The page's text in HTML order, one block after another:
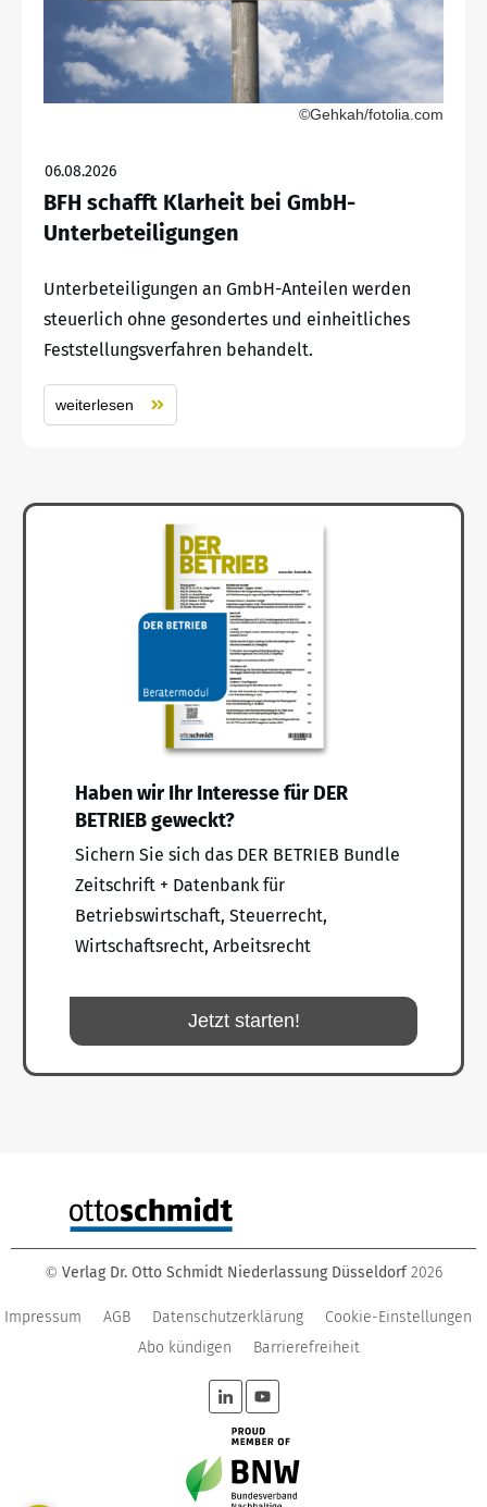
©Gehkah/fotolia.com
06.08.2026
BFH schafft Klarheit bei GmbH-
Unterbeteiligungen
Unterbeteiligungen an GmbH-Anteilen werden
steuerlich ohne gesondertes und einheitliches
Feststellungsverfahren behandelt.
weiterlesen
Haben wir Ihr Interesse für DER
BETRIEB geweckt?
Sichern Sie sich das DER BETRIEB Bundle
Zeitschrift + Datenbank für
Betriebswirtschaft, Steuerrecht,
Wirtschaftsrecht, Arbeitsrecht
Jetzt starten!
© Verlag Dr. Otto Schmidt Niederlassung Düsseldorf 2026
Impressum AGB Datenschutzerklärung
Cookie-Einstellungen
Abo kündigen
Barrierefreiheit